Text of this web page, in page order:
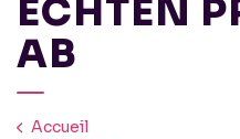
ECHTEN
AB
Accueil